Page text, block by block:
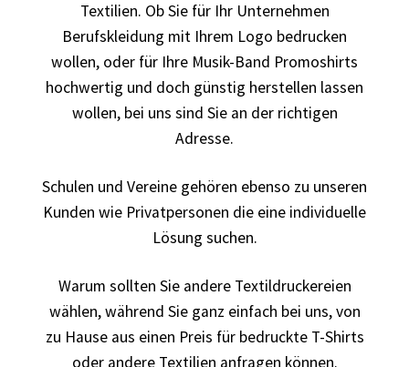
Arbeitskleidung bedrucken Hannover – Firmenlogo
Arbeitskleidung BEDRUCKEN Leonberg / Berufsbekleidung
Arbeitskleidung bedrucken Much – Firmenlogo
Arbeitskleidung bedrucken Oldenburg – Firmenlogo
Arbeitskleidung BEDRUCKEN SCHORNDORF /
Berufsbekleidung
Textilien. Ob Sie für Ihr Unternehmen
Berufskleidung mit Ihrem Logo bedrucken
wollen, oder für Ihre Musik-Band Promoshirts
hochwertig und doch günstig herstellen lassen
wollen, bei uns sind Sie an der richtigen
Adresse.
Schulen und Vereine gehören ebenso zu unseren
Kunden wie Privatpersonen die eine individuelle
Lösung suchen.
Warum sollten Sie andere Textildruckereien
wählen, während Sie ganz einfach bei uns, von
zu Hause aus einen Preis für bedruckte T-Shirts
oder andere Textilien anfragen können.